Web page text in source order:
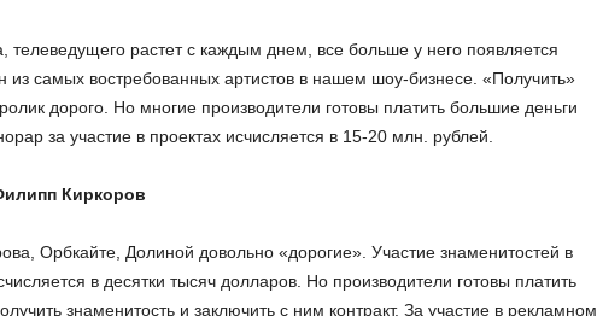
телеведущего растет с каждым днем, все больше у него появляется
из самых востребованных артистов в нашем шоу-бизнесе. «Получить»
дорого. Но многие производители готовы платить большие деньги
за участие в проектах исчисляется в 15-20 млн. рублей.
Киркоров
Орбкайте, Долиной довольно «дорогие». Участие знаменитостей в
в десятки тысяч долларов. Но производители готовы платить
знаменитость и заключить с ним контракт. За участие в рекламном